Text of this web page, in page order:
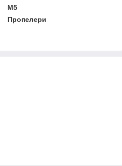
M5
Пропелери